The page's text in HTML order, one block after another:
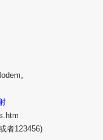
。
者123456)